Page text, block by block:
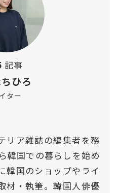
記事
ひろ
ター
リア雑誌の編集者を務
韓国での暮らしを始め
韓国のショップやライ
材・執筆。韓国人俳優